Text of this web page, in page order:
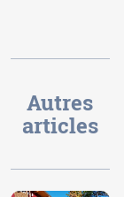
Autres
articles